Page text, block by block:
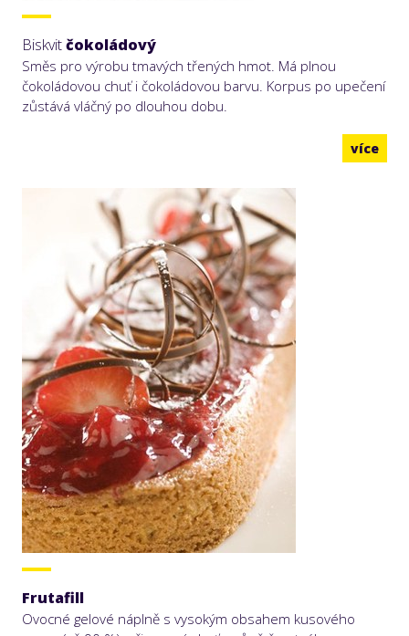
Biskvitčokoládový
Směs pro výrobu tmavých třených hmot. Má plnou
čokoládovou chuť i čokoládovou barvu. Korpus po upečení
zůstává vláčný po dlouhou dobu.
více
Frutafill
Ovocné gelové náplně s vysokým obsahem kusového